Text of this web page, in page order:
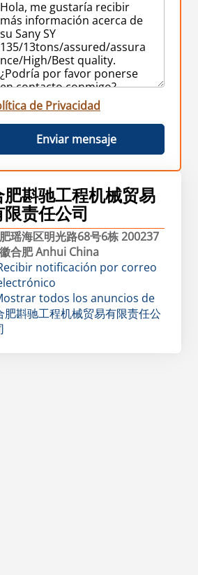
de Privacidad
Enviar mensaje
肥斟驰工程机械贸易
限责任公司
瑶海区明光路68号6栋 200237
合肥 Anhui China
notificación por correo
todos los anuncios de
肥斟驰工程机械贸易有限责任公